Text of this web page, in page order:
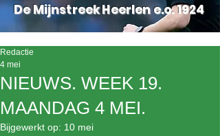
De Mijnstreek Heerlen e.o.1924
NIEUWS. WEEK 19.
MAANDAG 4 MEI.
Redactie
4 mei
Bijgewerkt op: 10 mei